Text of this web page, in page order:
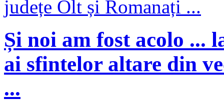
Și noi am fost acolo ...
ai sfintelor altare din
...